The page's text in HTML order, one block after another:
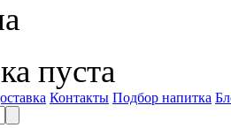
пуста
Контакты Подбор напитка